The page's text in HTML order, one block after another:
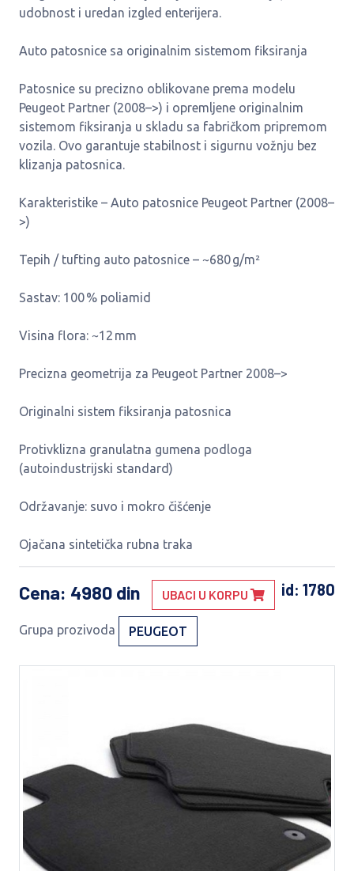
udobnost i uredan izgled enterijera.
Auto patosnice sa originalnim sistemom fiksiranja
Patosnice su precizno oblikovane prema modelu
Peugeot Partner (2008–>) i opremljene originalnim
sistemom fiksiranja u skladu sa fabričkom pripremom
vozila. Ovo garantuje stabilnost i sigurnu vožnju bez
klizanja patosnica.
Karakteristike – Auto patosnice Peugeot Partner (2008–
>)
Tepih / tufting auto patosnice – ~680 g/m²
Sastav: 100 % poliamid
Visina flora: ~12 mm
Precizna geometrija za Peugeot Partner 2008–>
Originalni sistem fiksiranja patosnica
Protivklizna granulatna gumena podloga
(autoindustrijski standard)
Održavanje: suvo i mokro čišćenje
Ojačana sintetička rubna traka
Cena: 4980 din id: 1780
UBACI U KORPU
Grupa prozivoda PEUGEOT